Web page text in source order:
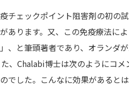
チェックポイント阻害剤の初の
あります。又、この免疫療法に
、と筆頭著者であり、オランダ
、Chalabi博士は次のようにコ
でした。こんなに効果があると